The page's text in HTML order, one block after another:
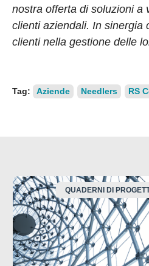
nostra offerta di soluzioni a
clienti aziendali. In sinergia
clienti nella gestione delle
Tag: Aziende Needlers RS
QUADERNI DI